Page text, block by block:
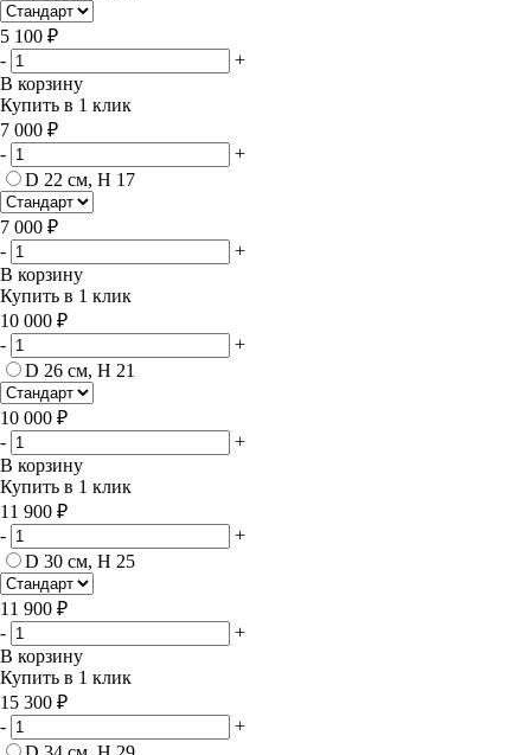
5 100 ₽
-
+
В корзину
Купить в 1 клик
7 000 ₽
-
+
D 22 см, H 17
7 000 ₽
-
+
В корзину
Купить в 1 клик
10 000 ₽
-
+
D 26 см, H 21
10 000 ₽
-
+
В корзину
Купить в 1 клик
11 900 ₽
-
+
D 30 см, H 25
11 900 ₽
-
+
В корзину
Купить в 1 клик
15 300 ₽
-
+